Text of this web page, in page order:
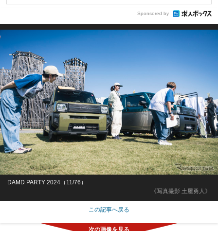
Sponsored by
《写真撮影 土屋勇人》
DAMD PARTY 2024（11/76）
この記事へ戻る